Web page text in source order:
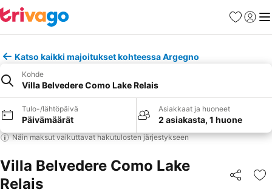
Suosikit
Katso kaikki majoitukset kohteessa Argegno
Kohde
Villa Belvedere Como Lake Relais
Tulo-/lähtöpäivä
Päivämäärät
Asiakkaat ja huoneet
2 asiakasta, 1 huone
Näin maksut vaikuttavat hakutulosten järjestykseen
Villa Belvedere Como Lake
Relais
Jaa